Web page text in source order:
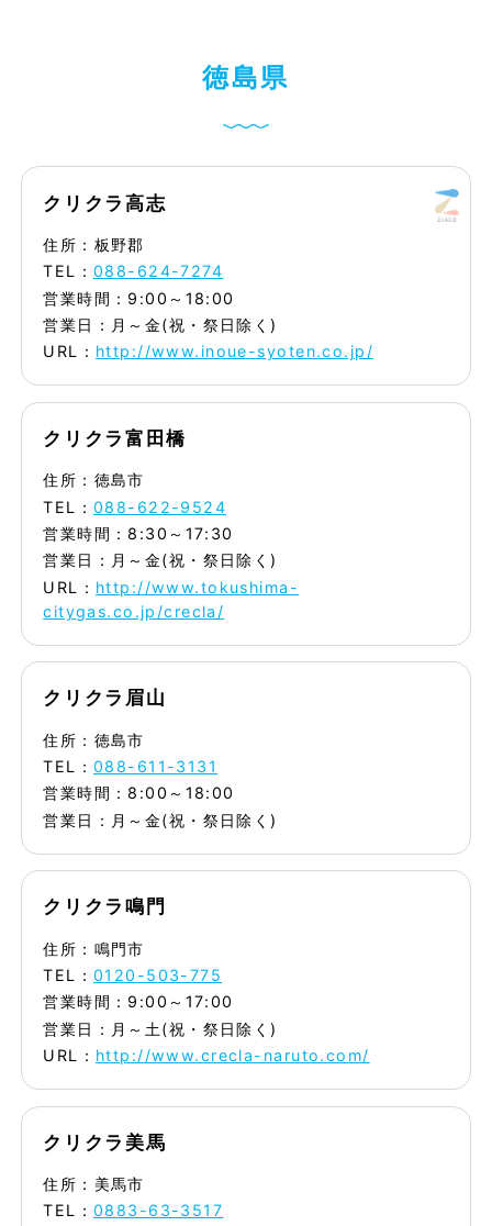
徳島県
クリクラ高志
住所：板野郡
TEL： 088-624-7274
営業時間：9:00～18:00
営業日：月～金(祝・祭日除く)
URL： http://www.inoue-syoten.co.jp/
クリクラ富田橋
住所：徳島市
TEL： 088-622-9524
営業時間：8:30～17:30
営業日：月～金(祝・祭日除く)
URL： http://www.tokushima-
citygas.co.jp/crecla/
クリクラ眉山
住所：徳島市
TEL： 088-611-3131
営業時間：8:00～18:00
営業日：月～金(祝・祭日除く)
クリクラ鳴門
住所：鳴門市
TEL： 0120-503-775
営業時間：9:00～17:00
営業日：月～土(祝・祭日除く)
URL： http://www.crecla-naruto.com/
クリクラ美馬
住所：美馬市
TEL： 0883-63-3517